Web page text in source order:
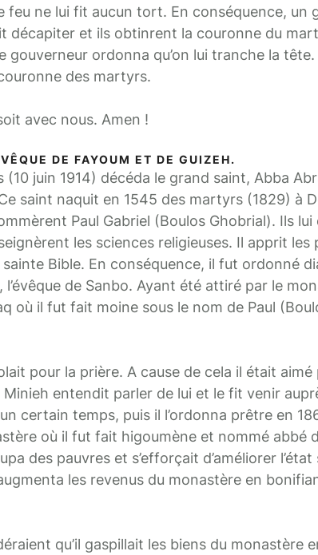
feu ne lui fit aucun tort. En conséquence, un
décapiter et ils obtinrent la couronne du
ordonna qu’on lui tranche la tête.
des martyrs.
avec nous. Amen !
DE FAYOUM ET DE GUIZEH.
(10 juin 1914) décéda le grand saint, Abba
saint naquit en 1545 des martyrs (1829) à
Paul Gabriel (Boulos Ghobrial). Ils
les sciences religieuses. Il apprit les
sainte Bible. En conséquence, il fut ordonné
l’évêque de Sanbo. Ayant été attiré par le
où il fut fait moine sous le nom de Paul
pour la prière. A cause de cela il était aimé
entendit parler de lui et le fit venir
certain temps, puis il l’ordonna prêtre en
où il fut fait higoumène et nommé abbé
des pauvres et s’efforçait d’améliorer
les revenus du monastère en
qu’il gaspillait les biens du monastère